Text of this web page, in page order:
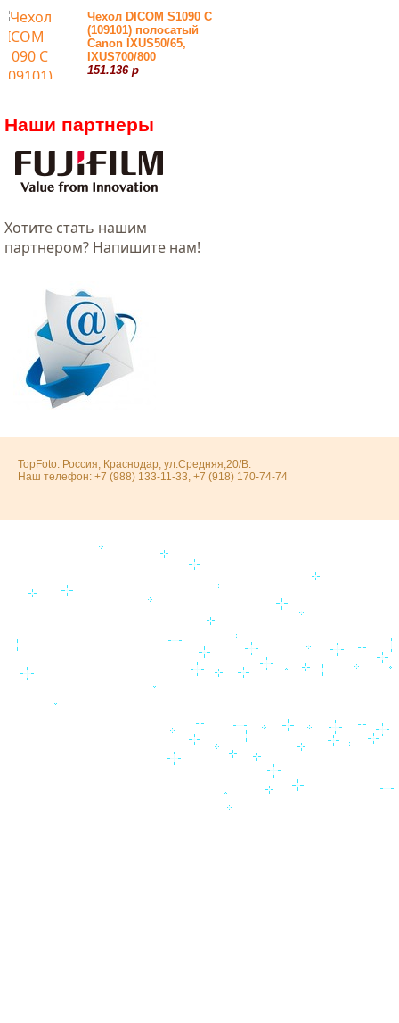
Чехол DICOM S1090 С
(109101) полосатый
Canon IXUS50/65,
IXUS700/800
151.136 р
Наши партнеры
Хотитe стать нашим
партнером? Напишите нам!
TopFoto: Россия, Краснодар, ул.Средняя,20/В.
Наш телефон: +7 (988) 133-11-33, +7 (918) 170-74-74